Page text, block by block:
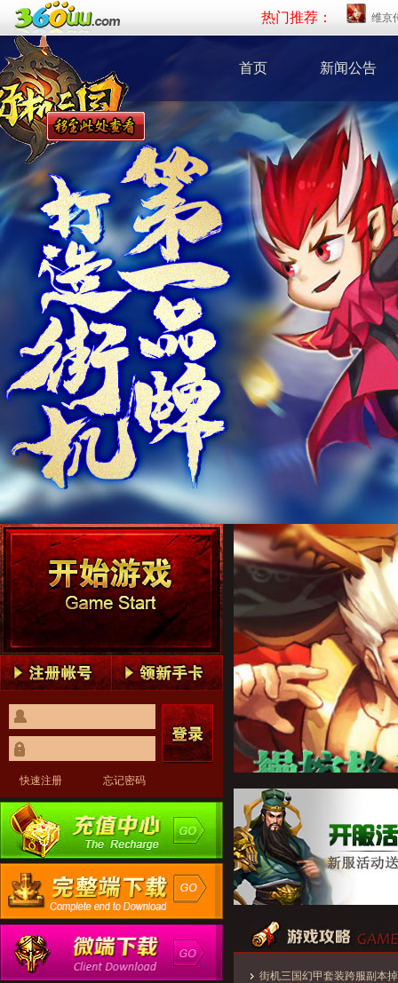
热门推荐： 维京
首页 新闻公告
快速注册 忘记密码
街机三国幻甲套装跨服副本